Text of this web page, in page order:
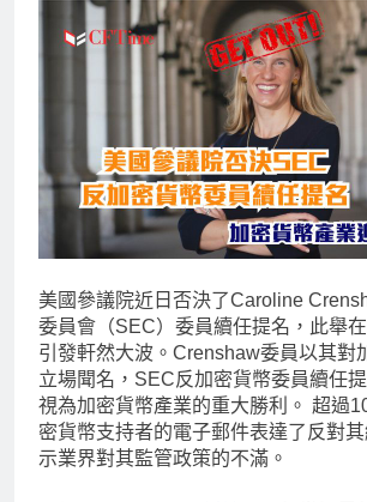
美國參議院近日否決了Caroline
委員會（SEC）委員續任提名，此舉
引發軒然大波。Crenshaw委員以其對
立場聞名，SEC反加密貨幣委員續任
視為加密貨幣產業的重大勝利。 超過
密貨幣支持者的電子郵件表達了反對
示業界對其監管政策的不滿。